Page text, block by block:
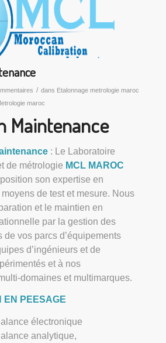
/ dans Etalonnage metrologie maroc
maroc
Maintenance
: Le Laboratoire
de métrologie MCL MAROC
son expertise en
de test et mesure. Nous
et le maintien en
par la gestion des
de vos parcs d’équipements
d’ingénieurs et de
et à nos
domaines et multimarques.
EN PEESAGE
électronique
analytique,